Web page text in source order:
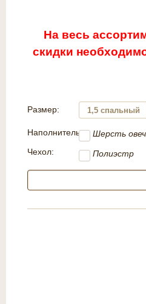
На весь
скидки
Размер: 1,5 спальный
Наполнитель:
Шерсть
Чехол:
Полиэстр